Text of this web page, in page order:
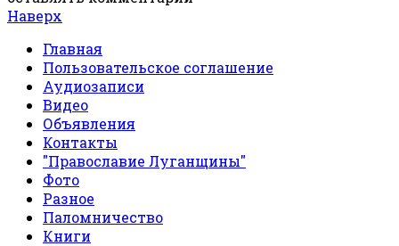
Наверх
Главная
Пользовательское соглашение
Аудиозаписи
Видео
Объявления
Контакты
"Православие Луганщины"
Фото
Разное
Паломничество
Книги